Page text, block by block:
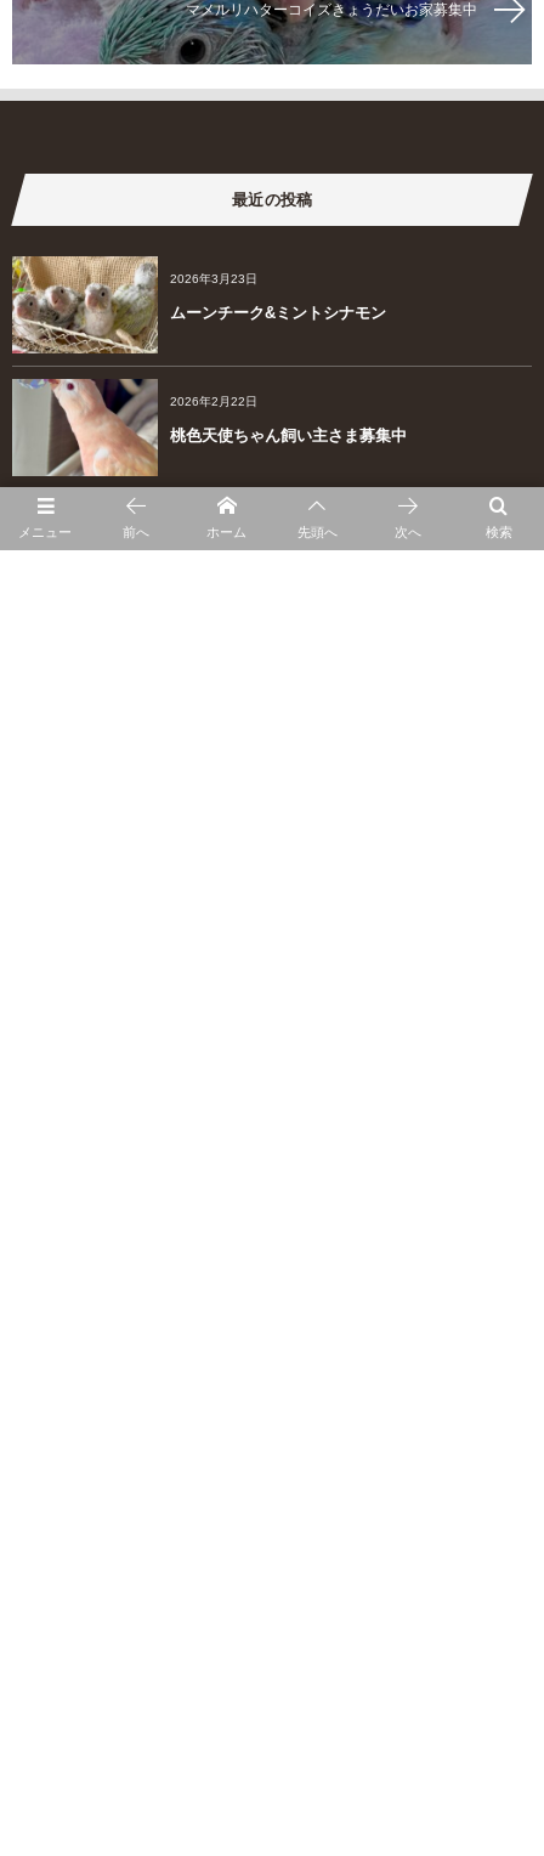
マメルリハターコイズきょうだいお家募集中
最近の投稿
2026年3月23日
ムーンチーク&ミントシナモン
2026年2月22日
桃色天使ちゃん飼い主さま募集中
2026年2月13日
メニュー 検索
前へ ホーム 先頭へ 次へ